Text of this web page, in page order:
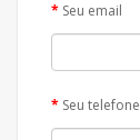
Seu email
Seu